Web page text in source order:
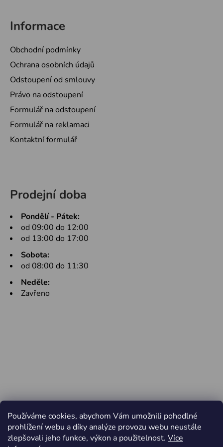
Používáme cookies, abychom Vám umožnili pohodlné
prohlížení webu a díky analýze provozu webu neustále
zlepšovali jeho funkce, výkon a použitelnost. Více
Informace
Obchodní podmínky
Ochrana osobních údajů
Odstoupení od smlouvy
Právo na odstoupení
Formulář na odstoupení
Formulář na reklamaci
Kontaktní formulář
Prodejní doba
Pondělí - Pátek:
od 09:00 do 12:00
od 13:00 do 17:00
Sobota:
od 08:00 do 11:30
Neděle:
Zavřeno